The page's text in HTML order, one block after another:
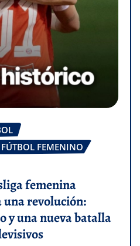
FÚTBOL FEMENINO
femenina
una revolución:
y una nueva batalla